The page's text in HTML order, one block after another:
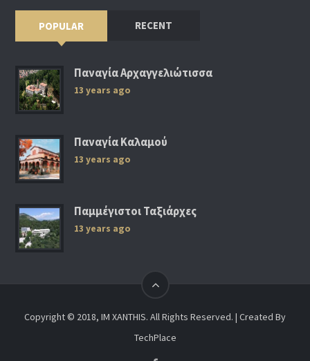
POPULAR RECENT
Παναγία Αρχαγγελιώτισσα
13 years ago
Παναγία Καλαμού
13 years ago
Παμμέγιστοι Ταξιάρχες
13 years ago
Copyright © 2018, IM XANTHIS. All Rights Reserved. | Created By
TechPlace